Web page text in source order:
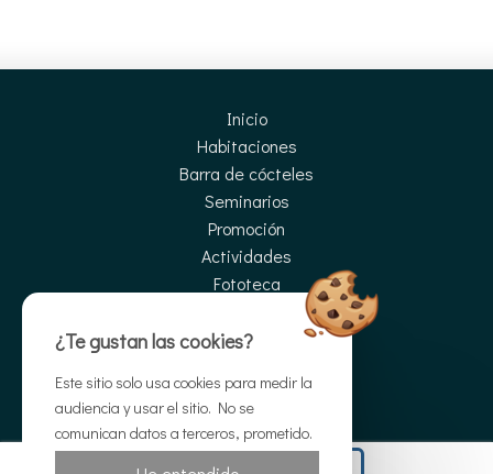
Inicio
Habitaciones
Barra de cócteles
Seminarios
Promoción
Actividades
Fototeca
Contacto
Reserva
Sitio oficial
¿Te gustan las cookies?
Este sitio solo usa cookies para medir la
audiencia y usar el sitio. No se
comunican datos a terceros, prometido.